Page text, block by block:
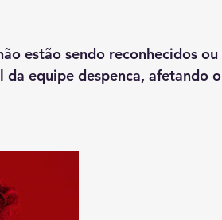
estão sendo reconhecidos ou
equipe despenca, afetando o